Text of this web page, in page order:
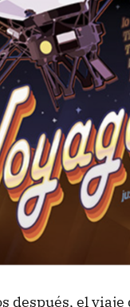
después, el viaje